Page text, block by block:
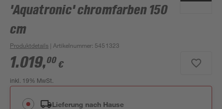
'Aquatronic' chromfarben 150
cm
Produktdetails | Artikelnummer: 5451323
1.019,00 €
inkl. 19% MwSt.
Lieferung nach Hause